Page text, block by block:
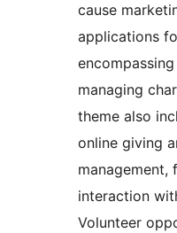
cause
applications
managing
theme also
online giving
management,
interaction
Volunteer